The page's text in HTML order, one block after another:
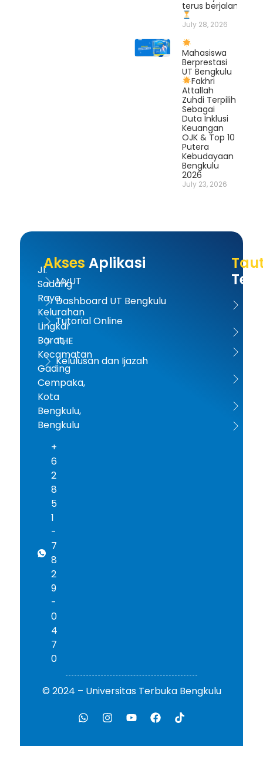
terus berjalan.
July 28, 2026
Mahasiswa
Berprestasi
UT Bengkulu
Fakhri
Attallah
Zuhdi Terpilih
Sebagai
Duta Inklusi
Keuangan
OJK & Top 10
Putera
Kebudayaan
Bengkulu
2026
July 23, 2026
Jl.
Sadang
Raya,
Kelurahan
Lingkar
Barat,
Kecamatan
Gading
Cempaka,
Kota
Bengkulu,
Bengkulu
+
6
2
8
5
1
-
7
8
2
9
-
0
4
7
0
Akses Aplikasi
MyUT
Dashboard UT Bengkulu
Tutorial Online
THE
Kelulusan dan Ijazah
© 2024 – Universitas Terbuka Bengkulu